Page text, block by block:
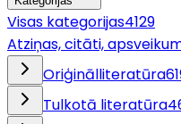
Visas kategorijas4129
Atziņas, citāti,
Oriģinālliteratūra
Tulkotā literatūra